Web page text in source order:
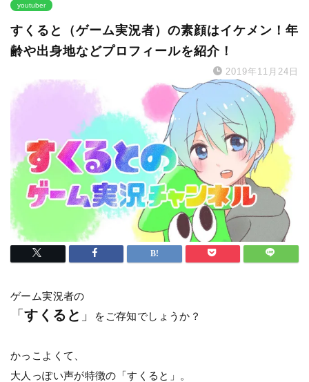
youtuber
すくると（ゲーム実況者）の素顔はイケメン！年
齢や出身地などプロフィールを紹介！
2019年11月24日
ゲーム実況者の
「すくると 」 をご存知でしょうか？
かっこよくて、
大人っぽい声が特徴の「すくると」。